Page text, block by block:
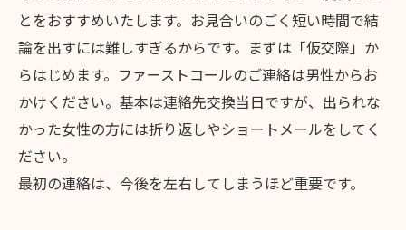
とをおすすめいたします。お見合いのごく短い時間で結
論を出すには難しすぎるからです。まずは「仮交際」か
らはじめます。ファーストコールのご連絡は男性からお
かけください。基本は連絡先交換当日ですが、出られな
かった女性の方には折り返しやショートメールをしてく
ださい。
最初の連絡は、今後を左右してしまうほど重要です。